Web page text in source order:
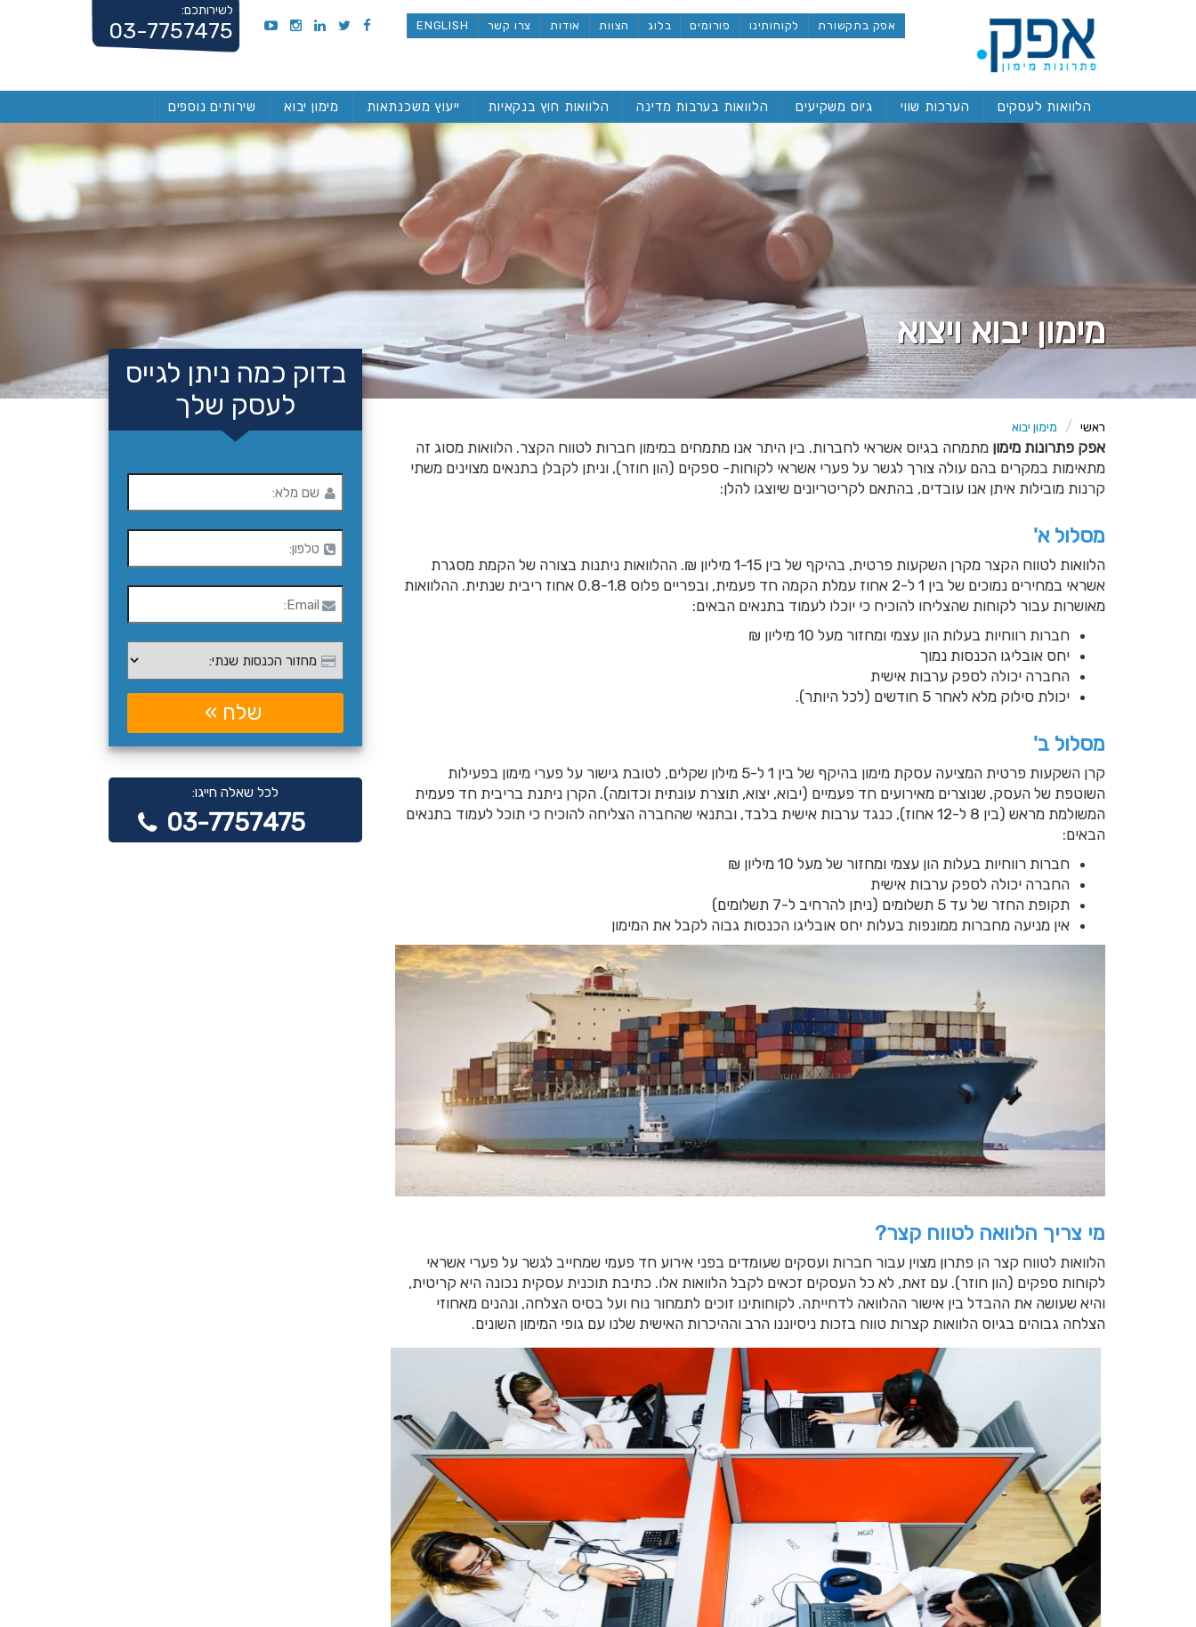
לשירותכם:
03-7757475 אפק בתקשורת לקוחותינו פורומים בלוג הצוות אודות צרו קשר ENGLISH
הלוואות לעסקים הערכות שווי גיוס משקיעים הלוואות בערבות מדינה הלוואות חוץ בנקאיות ייעוץ משכנתאות מימון יבוא שירותים נוספים
מימון יבוא ויצוא
ראשי מימון יבוא
בדוק כמה ניתן לגייס
לעסק שלך
לכל שאלה חייגו:
03-7757475
אפק פתרונות מימון מתמחה בגיוס אשראי לחברות. בין היתר אנו מתמחים במימון חברות לטווח הקצר. הלוואות מסוג זה
מתאימות במקרים בהם עולה צורך לגשר על פערי אשראי לקוחות- ספקים (הון חוזר), וניתן לקבלן בתנאים מצוינים משתי
קרנות מובילות איתן אנו עובדים, בהתאם לקריטריונים שיוצגו להלן:
מסלול א'
הלוואות לטווח הקצר מקרן השקעות פרטית, בהיקף של בין 1-15 מיליון ₪. ההלוואות ניתנות בצורה של הקמת מסגרת
אשראי במחירים נמוכים של בין 1 ל-2 אחוז עמלת הקמה חד פעמית, ובפריים פלוס 0.8-1.8 אחוז ריבית שנתית. ההלוואות
מאושרות עבור לקוחות שהצליחו להוכיח כי יוכלו לעמוד בתנאים הבאים:
חברות רווחיות בעלות הון עצמי ומחזור מעל 10 מיליון ₪
יחס אובליגו הכנסות נמוך
החברה יכולה לספק ערבות אישית
יכולת סילוק מלא לאחר 5 חודשים (לכל היותר).
מסלול ב'
קרן השקעות פרטית המציעה עסקת מימון בהיקף של בין 1 ל-5 מילון שקלים, לטובת גישור על פערי מימון בפעילות
השוטפת של העסק, שנוצרים מאירועים חד פעמיים (יבוא, יצוא, תוצרת עונתית וכדומה). הקרן ניתנת בריבית חד פעמית
המשולמת מראש (בין 8 ל-12 אחוז), כנגד ערבות אישית בלבד, ובתנאי שהחברה הצליחה להוכיח כי תוכל לעמוד בתנאים
הבאים:
חברות רווחיות בעלות הון עצמי ומחזור של מעל 10 מיליון ₪
החברה יכולה לספק ערבות אישית
תקופת החזר של עד 5 תשלומים (ניתן להרחיב ל-7 תשלומים)
אין מניעה מחברות ממונפות בעלות יחס אובליגו הכנסות גבוה לקבל את המימון
מי צריך הלוואה לטווח קצר?
הלוואות לטווח קצר הן פתרון מצוין עבור חברות ועסקים שעומדים בפני אירוע חד פעמי שמחייב לגשר על פערי אשראי
לקוחות ספקים (הון חוזר). עם זאת, לא כל העסקים זכאים לקבל הלוואות אלו. כתיבת תוכנית עסקית נכונה היא קריטית,
והיא שעושה את ההבדל בין אישור ההלוואה לדחייתה. לקוחותינו זוכים לתמחור נוח ועל בסיס הצלחה, ונהנים מאחוזי
הצלחה גבוהים בגיוס הלוואות קצרות טווח בזכות ניסיוננו הרב וההיכרות האישית שלנו עם גופי המימון השונים.